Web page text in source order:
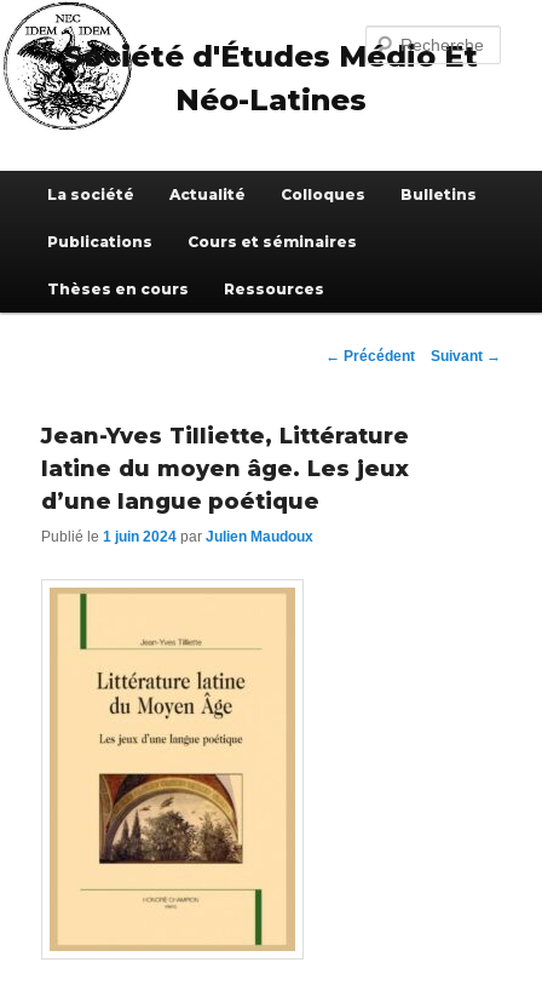
Aller
au
contenu
principal Société d'Études Médio Et
Néo-Latines
Recherche
principalLa société Actualité Colloques Bulletins
Publications Cours et séminaires
Thèses en cours Ressources
Navigation
← Précédent Suivant →
Jean-Yves Tilliette, Littérature
latine du moyen âge. Les jeux
d’une langue poétique
Publié le1 juin 2024 parJulien Maudoux